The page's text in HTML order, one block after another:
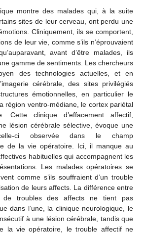
montre des malades qui, à la suite
sites de leur cerveau, ont perdu une
Cliniquement, ils se comportent,
de leur vie, comme s’ils n’éprouvaient
avant d’être malades, ils
gamme de sentiments. Les chercheurs
des technologies actuelles, et en
cérébrale, des sites privilégiés
émotionnelles, en particulier le
région ventro-médiane, le cortex pariétal
Cette clinique d’effacement affectif,
lésion cérébrale sélective, évoque une
ci observée dans le champ
de la vie opératoire. Ici, il manque au
habituelles qui accompagnent les
Les malades opératoires se
comme s’ils souffraient d’un trouble
de leurs affects. La différence entre
de troubles des affects ne tient pas
dans l’une, la clinique neurologique, le
à une lésion cérébrale, tandis que
la vie opératoire, le trouble affectif ne